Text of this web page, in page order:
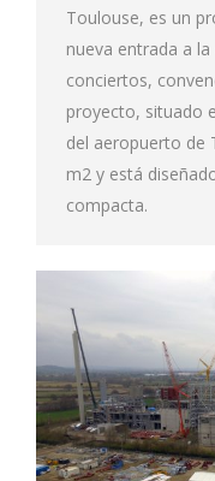
Toulouse, es un
nueva entrada a
conciertos,
proyecto, situado
del aeropuerto de
m2 y está
compacta.